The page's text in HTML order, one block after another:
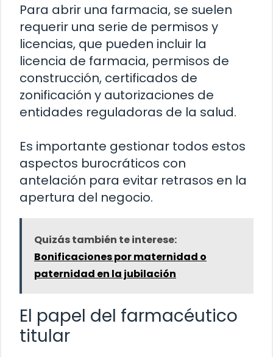
Para abrir una farmacia, se suelen
requerir una serie de permisos y
licencias, que pueden incluir la
licencia de farmacia, permisos de
construcción, certificados de
zonificación y autorizaciones de
entidades reguladoras de la salud.
Es importante gestionar todos estos
aspectos burocráticos con
antelación para evitar retrasos en la
apertura del negocio.
Quizás también te interese:
Bonificaciones por maternidad o
paternidad en la jubilación
El papel del farmacéutico
titular